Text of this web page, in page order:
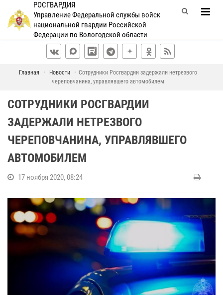
РОСГВАРДИЯ
Управление Федеральной службы войск
национальной гвардии Российской
Федерации по Вологодской области
Главная Новости
Сотрудники Росгвардии задержали нетрезвого
череповчанина, управлявшего автомобилем
СОТРУДНИКИ РОСГВАРДИИ
ЗАДЕРЖАЛИ НЕТРЕЗВОГО
ЧЕРЕПОВЧАНИНА, УПРАВЛЯВШЕГО
АВТОМОБИЛЕМ
17 ноября 2020, 08:24